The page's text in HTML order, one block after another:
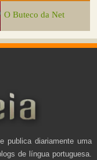
O Buteco da Net
publica diariamente uma
de língua portuguesa.